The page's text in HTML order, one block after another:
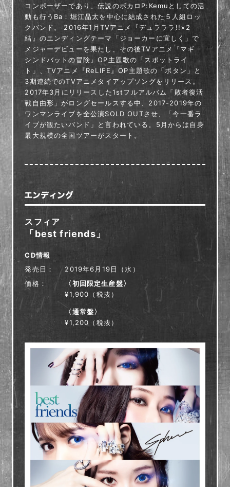
コンポーザーであり、伝説のボカロP:Kemuとしての活
動も行うBa：堀江晶太を中心に結成された５人組ロッ
クバンド。 2016年1月TVアニメ『デュラララ!!×2
結』のエンディングテーマ「ジョーカーに宜しく」で
メジャーデビューを果たし、その後TVアニメ『マギ
シンドバットの冒険』OP主題歌の「スポットライ
ト」、TVアニメ『ReLIFE』OP主題歌の「ボタン」と
3期連続でのTVアニメタイアップソングをリリース。
2017年3月にリリースした1stフルアルバム「敗者復活
戦自由形」がロングセールスする中、2017-2019年の
ワンマンライブを全公演SOLD OUTさせ、「今一番ラ
イブが観たいバンド」と言われている。5月からは自身
最大規模の全国ツアーがスタート。
スフィア
「best friends」
CD情報
発売日
2019年6月19日（水）
価格
〈初回限定生産盤〉
¥1,900（税抜）
〈通常盤〉
¥1,200（税抜）